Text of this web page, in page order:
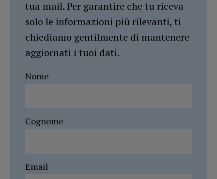
tua mail. Per garantire che tu riceva
solo le informazioni più rilevanti, ti
chiediamo gentilmente di mantenere
aggiornati i tuoi dati.
Nome
Cognome
Email